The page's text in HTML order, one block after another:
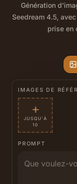
Génération
Seedream 4.5,
prise en
IMAGES DE
+
JUSQU'À
10
PROMPT